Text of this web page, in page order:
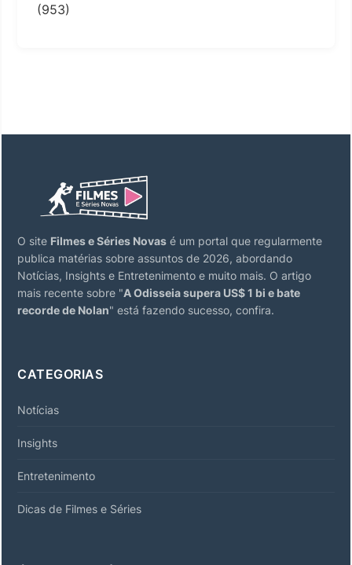
(953)
O site Filmes e Séries Novas é um portal que regularmente
publica matérias sobre assuntos de 2026, abordando
Notícias, Insights e Entretenimento e muito mais. O artigo
mais recente sobre "A Odisseia supera US$ 1 bi e bate
recorde de Nolan" está fazendo sucesso, confira.
CATEGORIAS
Notícias
Insights
Entretenimento
Dicas de Filmes e Séries